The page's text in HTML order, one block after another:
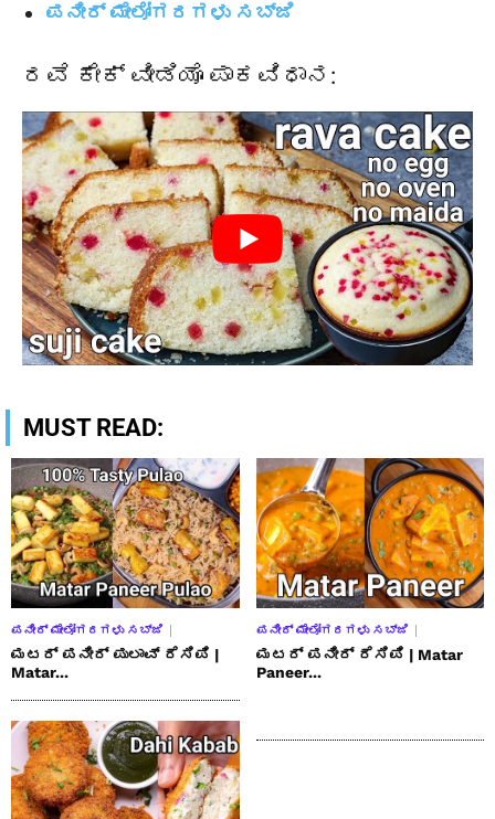
ಪನೀರ್ ಮೇಲೋಗರಗಳು ಸಬ್ಜಿ
ರವೆ ಕೇಕ್ ವೀಡಿಯೊ ಪಾಕವಿಧಾನ:
MUST READ:
ಪನೀರ್ ಮೇಲೋಗರಗಳು ಸಬ್ಜಿ
ಮಟರ್ ಪನೀರ್ ಪುಲಾವ್ ರೆಸಿಪಿ |
Matar...
ಪನೀರ್ ಮೇಲೋಗರಗಳು ಸಬ್ಜಿ
ಮಟರ್ ಪನೀರ್ ರೆಸಿಪಿ | Matar
Paneer...